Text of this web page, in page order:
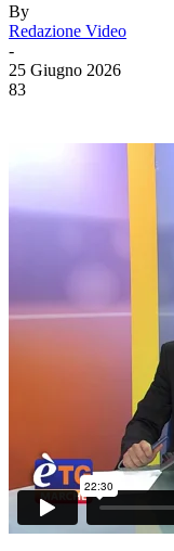
By
Redazione Video
-
25 Giugno 2026
83